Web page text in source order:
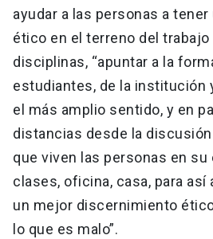
ayudar a las personas a
ético en el terreno del
disciplinas, “apuntar a la
estudiantes, de la institución
el más amplio sentido, y en
distancias desde la
que viven las personas en
clases, oficina, casa, para así
un mejor discernimiento
lo que es malo”.